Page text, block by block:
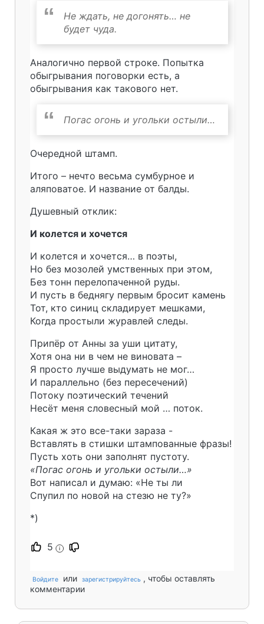
Не ждать, не догонять… не
будет чуда.
Аналогично первой строке. Попытка
обыгрывания поговорки есть, а
обыгрывания как такового нет.
Погас огонь и угольки остыли…
Очередной штамп.
Итого – нечто весьма сумбурное и
аляповатое. И название от балды.
Душевный отклик:
И колется и хочется
И колется и хочется… в поэты,
Но без мозолей умственных при этом,
Без тонн перелопаченной руды.
И пусть в беднягу первым бросит камень
Тот, кто синиц складирует мешками,
Когда простыли журавлей следы.
Припёр от Анны за уши цитату,
Хотя она ни в чем не виновата –
Я просто лучше выдумать не мог…
И параллельно (без пересечений)
Потоку поэтический течений
Несёт меня словесный мой … поток.
Какая ж это все-таки зараза -
Вставлять в стишки штампованные фразы!
Пусть хоть они заполнят пустоту.
«Погас огонь и угольки остыли…»
Вот написал и думаю: «Не ты ли
Спупил по новой на стезю не ту?»
*)
5 i
Войдите или зарегистрируйтесь , чтобы оставлять
комментарии